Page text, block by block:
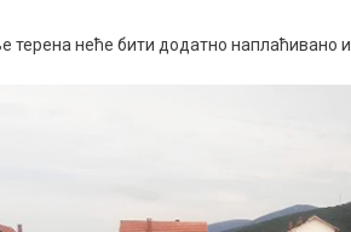
терена неће бити додатно наплаћивано